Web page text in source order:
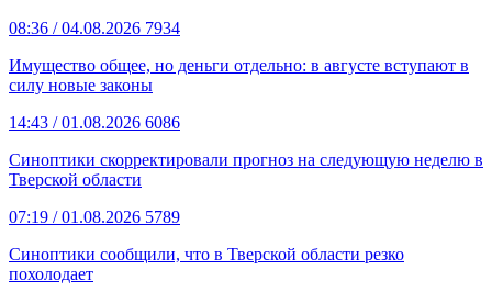
08:36 / 04.08.2026 7934
Имущество общее, но деньги отдельно: в августе вступают в
силу новые законы
14:43 / 01.08.2026 6086
Синоптики скорректировали прогноз на следующую неделю в
Тверской области
07:19 / 01.08.2026 5789
Синоптики сообщили, что в Тверской области резко
похолодает